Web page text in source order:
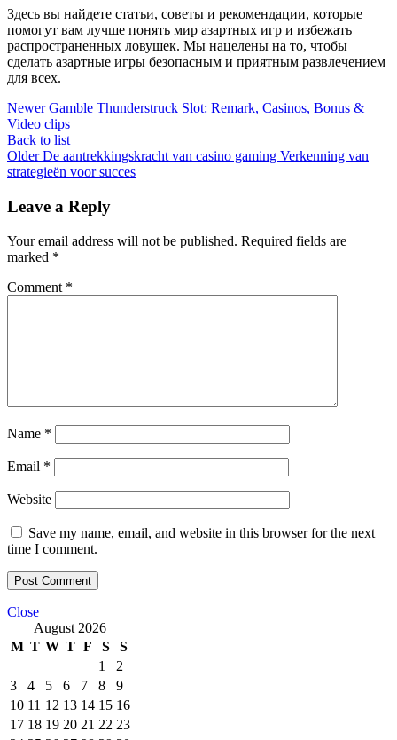
Здесь вы найдете статьи, советы и рекомендации, которые
помогут вам лучше понять мир азартных игр и избежать
распространенных ловушек. Мы нацелены на то, чтобы
сделать азартные игры безопасным и приятным развлечением
для всех.
Newer Gamble Thunderstruck Slot: Remark, Casinos, Bonus &
Video clips
Back to list
Older De aantrekkingskracht van casino gaming Verkenning van
strategieën voor succes
Leave a Reply
Your email address will not be published. Required fields are
marked *
Comment *
Name *
Email *
Website
Save my name, email, and website in this browser for the next
time I comment.
Close
August 2026
M T W T F S
S
1
2
3
4 5 6 7 8
9
10 11 12 13 14 15 16
17 18 19 20 21 22 23